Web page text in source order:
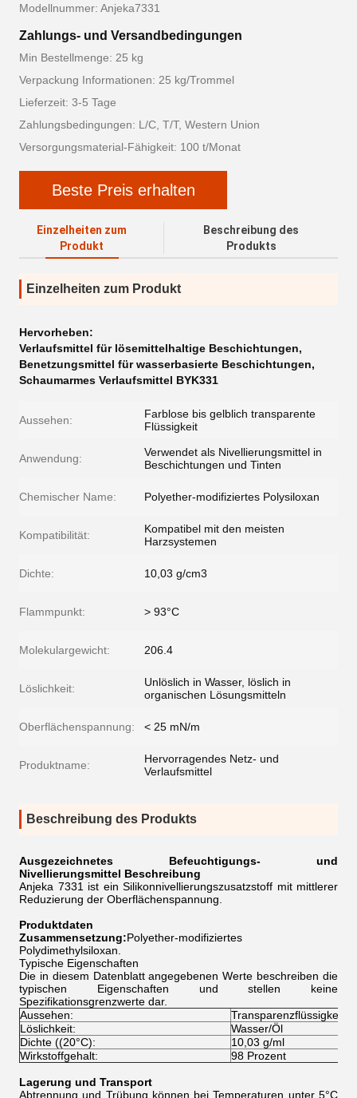
Modellnummer: Anjeka7331
Zahlungs- und Versandbedingungen
Min Bestellmenge: 25 kg
Verpackung Informationen: 25 kg/Trommel
Lieferzeit: 3-5 Tage
Zahlungsbedingungen: L/C, T/T, Western Union
Versorgungsmaterial-Fähigkeit: 100 t/Monat
Beste Preis erhalten
Einzelheiten zum
Produkt
Beschreibung des
Produkts
Einzelheiten zum Produkt
Hervorheben:
Verlaufsmittel für lösemittelhaltige Beschichtungen,
Benetzungsmittel für wasserbasierte Beschichtungen,
Schaumarmes Verlaufsmittel BYK331
Aussehen:
Farblose bis gelblich transparente
Flüssigkeit
Anwendung:
Verwendet als Nivellierungsmittel in
Beschichtungen und Tinten
Chemischer Name: Polyether-modifiziertes Polysiloxan
Kompatibilität:
Kompatibel mit den meisten
Harzsystemen
Dichte: 10,03 g/cm3
Flammpunkt: > 93°C
Molekulargewicht: 206.4
Löslichkeit:
Unlöslich in Wasser, löslich in
organischen Lösungsmitteln
Oberflächenspannung: < 25 mN/m
Produktname:
Hervorragendes Netz- und
Verlaufsmittel
Beschreibung des Produkts
Ausgezeichnetes Befeuchtigungs- und
Nivellierungsmittel Beschreibung
Anjeka 7331 ist ein Silikonnivellierungszusatzstoff mit mittlerer
Reduzierung der Oberflächenspannung.
Produktdaten
Zusammensetzung:Polyether-modifiziertes
Polydimethylsiloxan.
Typische Eigenschaften
Die in diesem Datenblatt angegebenen Werte beschreiben die
typischen Eigenschaften und stellen keine
Spezifikationsgrenzwerte dar.
Aussehen:
Transparenzflüssigkeit
Löslichkeit:
Wasser/Öl
Dichte ((20°C):
10,03 g/ml
Wirkstoffgehalt:
98 Prozent
Lagerung und Transport
Abtrennung und Trübung können bei Temperaturen unter 5°C